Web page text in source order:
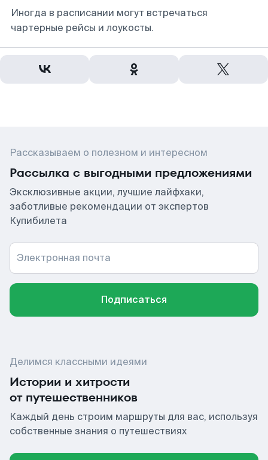
Иногда в расписании могут встречаться
чартерные рейсы и лоукосты.
Рассказываем о полезном и интересном
Рассылка с выгодными предложениями
Эксклюзивные акции, лучшие лайфхаки,
заботливые рекомендации от экспертов
Купибилета
Электронная почта
Подписаться
Делимся классными идеями
Истории и хитрости
от путешественников
Каждый день строим маршруты для вас, используя
собственные знания о путешествиях